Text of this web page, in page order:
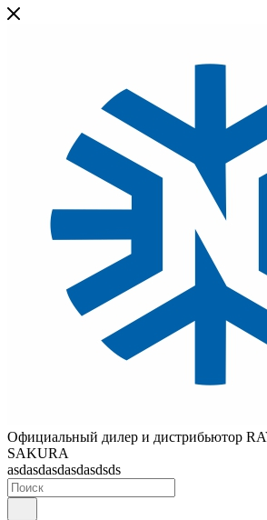
Официальный дилер и дистрибьютор
SAKURA
asdasdasdasdasdsds